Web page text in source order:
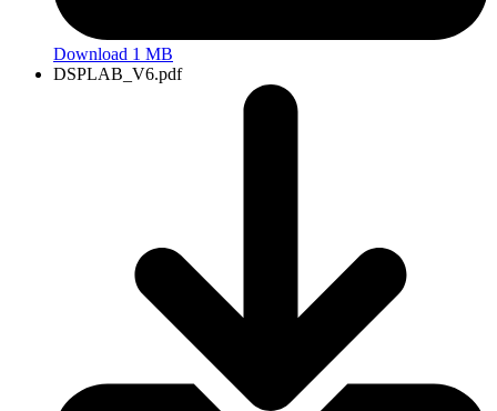
Download 1 MB
DSPLAB_V6.pdf